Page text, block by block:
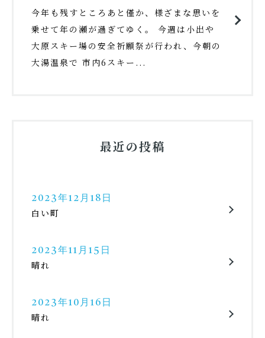
今年も残すところあと僅か、様ざまな思いを
乗せて年の瀬が過ぎてゆく。 今週は小出や
大原スキー場の安全祈願祭が行われ、今朝の
大湯温泉で 市内6スキー...
最近の投稿
2023年12月18日
白い町
2023年11月15日
晴れ
2023年10月16日
晴れ